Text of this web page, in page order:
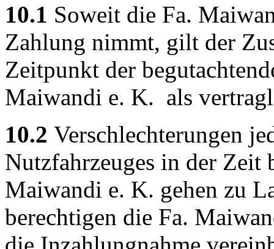
10.1 Soweit die Fa.
Zahlung nimmt, gilt der
Zeitpunkt der
Maiwandi e. K. als
10.2 Verschlechterungen
Nutzfahrzeuges in der Zeit
Maiwandi e. K. gehen zu
berechtigen die Fa.